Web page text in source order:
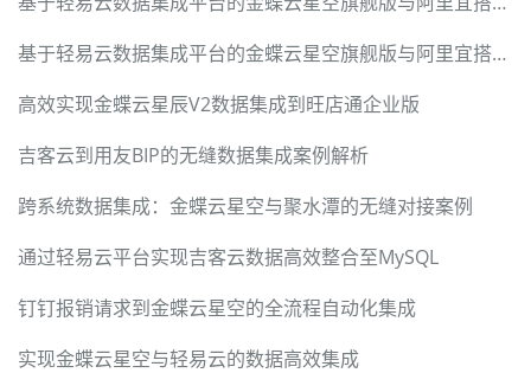
基于轻易云数据集成平台的金蝶云星空旗舰版与阿里宜搭高效对接解决方案
高效实现金蝶云星辰V2数据集成到旺店通企业版
吉客云到用友BIP的无缝数据集成案例解析
跨系统数据集成：金蝶云星空与聚水潭的无缝对接案例
通过轻易云平台实现吉客云数据高效整合至MySQL
钉钉报销请求到金蝶云星空的全流程自动化集成
实现金蝶云星空与轻易云的数据高效集成